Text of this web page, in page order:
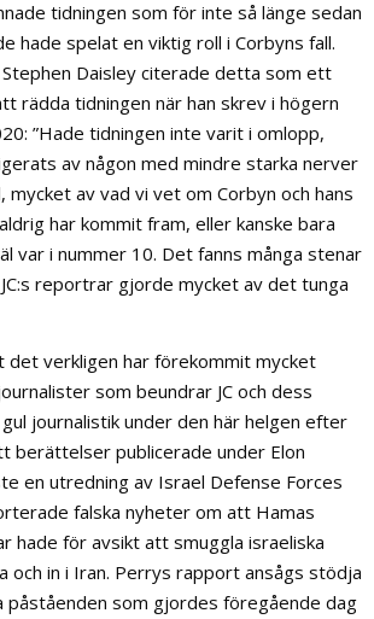
tidningen som för inte så länge sedan
hade spelat en viktig roll i Corbyns fall.
Daisley citerade detta som ett
rädda tidningen när han skrev i högern
”Hade tidningen inte varit i omlopp,
av någon med mindre starka nerver
mycket av vad vi vet om Corbyn och hans
har kommit fram, eller kanske bara
var i nummer 10. Det fanns många stenar
reportrar gjorde mycket av det tunga
det verkligen har förekommit mycket
som beundrar JC och dess
journalistik under den här helgen efter
berättelser publicerade under Elon
en utredning av Israel Defense Forces
falska nyheter om att Hamas
hade för avsikt att smuggla israeliska
och in i Iran. Perrys rapport ansågs stödja
påståenden som gjordes föregående dag